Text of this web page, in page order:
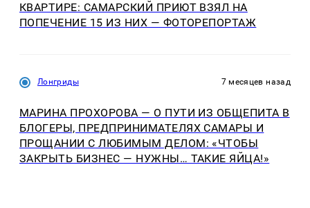
КВАРТИРЕ: САМАРСКИЙ ПРИЮТ ВЗЯЛ НА
ПОПЕЧЕНИЕ 15 ИЗ НИХ — ФОТОРЕПОРТАЖ
Лонгриды 7 месяцев назад
МАРИНА ПРОХОРОВА — О ПУТИ ИЗ ОБЩЕПИТА В
БЛОГЕРЫ, ПРЕДПРИНИМАТЕЛЯХ САМАРЫ И
ПРОЩАНИИ С ЛЮБИМЫМ ДЕЛОМ: «ЧТОБЫ
ЗАКРЫТЬ БИЗНЕС — НУЖНЫ… ТАКИЕ ЯЙЦА!»